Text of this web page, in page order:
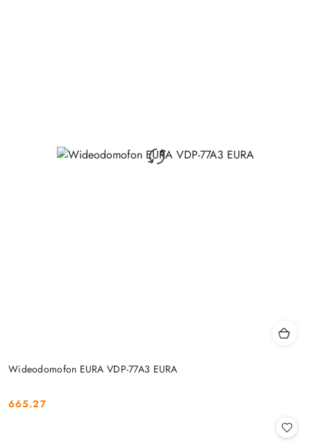
Wideodomofon EURA VDP-77A3 EURA
Cena:
665.27